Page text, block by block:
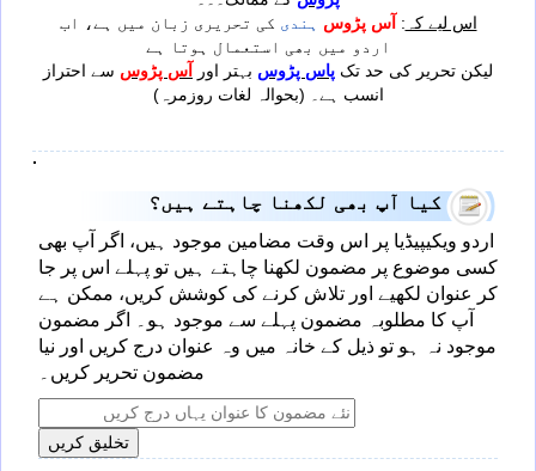
اس لیے کہ : آس پڑوس ہندی کی تحریری زبان میں ہے، اب
اردو میں بھی استعمال ہوتا ہے
لیکن تحریر کی حد تک پاس پڑوس بہتر اور آس پڑوس سے احتراز
انسب ہے۔ (بحوالہ لغات روزمرہ)
·
کیا آپ بھی لکھنا چاہتے ہیں؟
اردو ویکیپیڈیا پر اس وقت مضامین موجود ہیں، اگر آپ بھی
کسی موضوع پر مضمون لکھنا چاہتے ہیں تو پہلے اس پر جا
کر عنوان لکھیے اور تلاش کرنے کی کوشش کریں، ممکن ہے
آپ کا مطلوبہ مضمون پہلے سے موجود ہو۔ اگر مضمون
موجود نہ ہو تو ذیل کے خانہ میں وہ عنوان درج کریں اور نیا
مضمون تحریر کریں۔